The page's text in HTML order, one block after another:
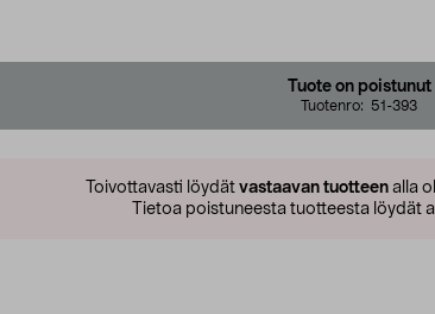
Tuote on poistunut
Tuotenro: 51-393
Toivottavasti löydät vastaavan tuotteen alla
Tietoa poistuneesta tuotteesta löydät